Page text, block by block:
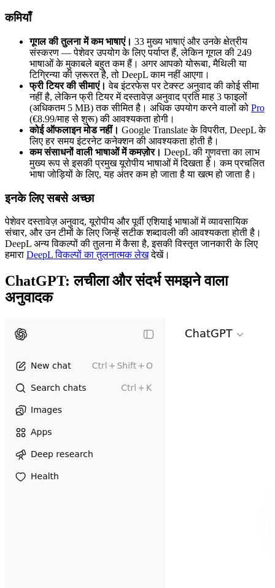
कमियाँ
गूगल की तुलना में कम भाषाएं। 33 मुख्य भाषाएं और उनके क्षेत्रीय
संस्करण — पेशेवर उपयोग के लिए पर्याप्त हैं, लेकिन गूगल की 249
भाषाओं के मुकाबले बहुत कम हैं। अगर आपको योरूबा, मैथिली या
टिग्रिन्या की ज़रूरत है, तो DeepL काम नहीं आएगा।
फ्री टियर की सीमाएं। वेब इंटरफेस पर टेक्स्ट अनुवाद की कोई सीमा
नहीं है, लेकिन फ्री टियर में दस्तावेज़ अनुवाद प्रति माह 3 फाइलों
(अधिकतम 5 MB) तक सीमित है। अधिक उपयोग करने वालों को Pro
(€8.99/माह से शुरू) की आवश्यकता होगी।
कोई ऑफलाइन मोड नहीं। Google Translate के विपरीत, DeepL के
लिए हर समय इंटरनेट कनेक्शन की आवश्यकता होती है।
कम संसाधनों वाली भाषाओं में कमज़ोर। DeepL की गुणवत्ता का लाभ
मुख्य रूप से इसकी प्रमुख यूरोपीय भाषाओं में दिखता है। कम प्रचलित
भाषा जोड़ियों के लिए, यह अंतर कम हो जाता है या खत्म हो जाता है।
इनके लिए सबसे अच्छा
पेशेवर दस्तावेज़ अनुवाद, यूरोपीय और पूर्वी एशियाई भाषाओं में व्यावसायिक
संचार, और उन टीमों के लिए जिन्हें सटीक शब्दावली की आवश्यकता होती है।
DeepL अन्य विकल्पों की तुलना में कैसा है, इसकी विस्तृत जानकारी के लिए
हमारा DeepL विकल्पों का तुलनात्मक लेखदेखें।
ChatGPT: लचीला और संदर्भ समझने वाला
अनुवादक